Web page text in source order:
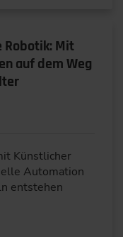
Robotik: Mit
auf dem Weg
Künstlicher
Automation
entstehen